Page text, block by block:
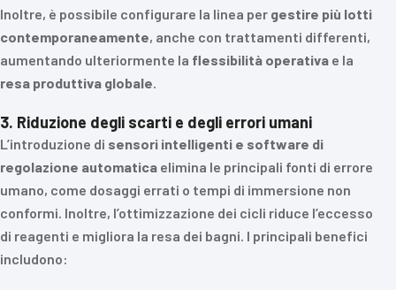
Inoltre, è possibile configurare la linea per gestire più lotti
contemporaneamente, anche con trattamenti differenti,
aumentando ulteriormente la flessibilità operativa e la
resa produttiva globale.
3. Riduzione degli scarti e degli errori umani
L’introduzione di sensori intelligenti e software di
regolazione automatica elimina le principali fonti di errore
umano, come dosaggi errati o tempi di immersione non
conformi. Inoltre, l’ottimizzazione dei cicli riduce l’eccesso
di reagenti e migliora la resa dei bagni. I principali benefici
includono: